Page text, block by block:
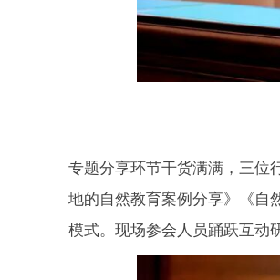
专题分享环节干货满满，三位
地的自然教育案例分享》《自
模式。现场参会人员踊跃互动